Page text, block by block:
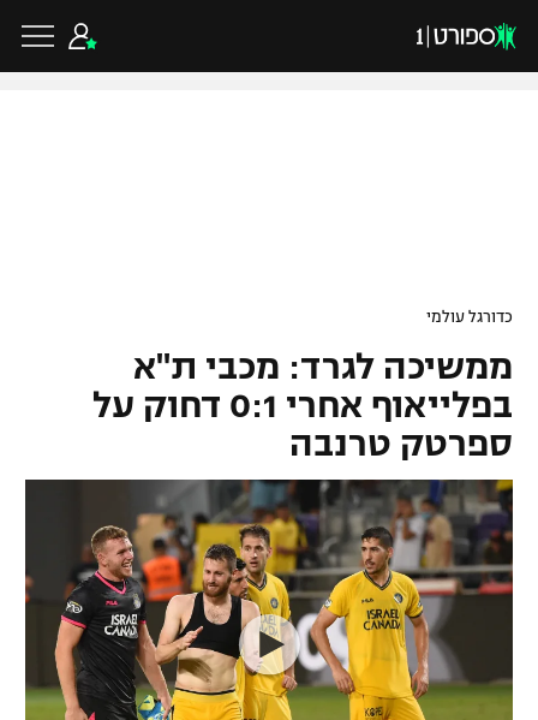
רץ ברשת
גביע הטוטו
ליגיונרים
גביע המדינה
נבחרת ישראל
מכבי חיפה
בית"ר ירושלים
ליגת האלופות
ליגה אירופית
ליגה אנגלית
ליגה גרמנית
ליגה ספרדית
ליגה איטלקית
ליגה צרפתית
כדורסל ישראלי
ליגת ווינר סל
ליגה לאומית
כדורסל נשים
מכבי תל אביב
הפועל חולון
כדורסל עולמי
NBA
יורוליג
יורוקאפ
ענפים נוספים
כדוריד
כדורגל עולמי
ממשיכה לגרד: מכבי ת"א
בפלייאוף אחרי 0:1 דחוק על
ספרטק טרנבה